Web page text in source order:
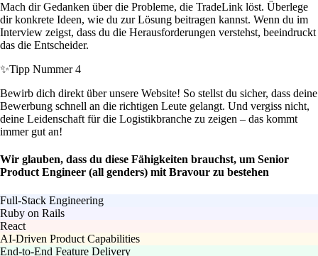
Mach dir Gedanken über die Probleme, die TradeLink löst. Überlege
dir konkrete Ideen, wie du zur Lösung beitragen kannst. Wenn du im
Interview zeigst, dass du die Herausforderungen verstehst, beeindruckt
das die Entscheider.
✨Tipp Nummer 4
Bewirb dich direkt über unsere Website! So stellst du sicher, dass deine
Bewerbung schnell an die richtigen Leute gelangt. Und vergiss nicht,
deine Leidenschaft für die Logistikbranche zu zeigen – das kommt
immer gut an!
Wir glauben, dass du diese Fähigkeiten brauchst, um Senior
Product Engineer (all genders) mit Bravour zu bestehen
Full-Stack Engineering
Ruby on Rails
React
AI-Driven Product Capabilities
End-to-End Feature Delivery